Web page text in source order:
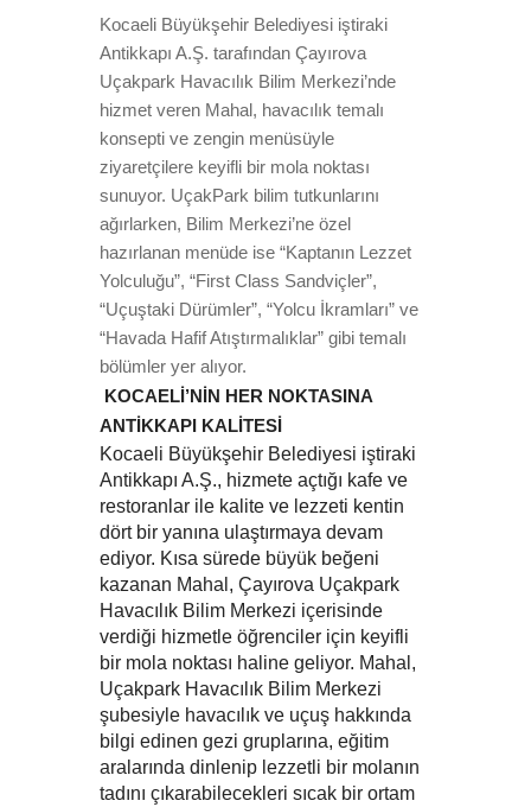
Kocaeli Büyükşehir Belediyesi iştiraki
Antikkapı A.Ş. tarafından Çayırova
Uçakpark Havacılık Bilim Merkezi’nde
hizmet veren Mahal, havacılık temalı
konsepti ve zengin menüsüyle
ziyaretçilere keyifli bir mola noktası
sunuyor. UçakPark bilim tutkunlarını
ağırlarken, Bilim Merkezi’ne özel
hazırlanan menüde ise “Kaptanın Lezzet
Yolculuğu”, “First Class Sandviçler”,
“Uçuştaki Dürümler”, “Yolcu İkramları” ve
“Havada Hafif Atıştırmalıklar” gibi temalı
bölümler yer alıyor.
KOCAELİ’NİN HER NOKTASINA
ANTİKKAPI KALİTESİ
Kocaeli Büyükşehir Belediyesi iştiraki
Antikkapı A.Ş., hizmete açtığı kafe ve
restoranlar ile kalite ve lezzeti kentin
dört bir yanına ulaştırmaya devam
ediyor. Kısa sürede büyük beğeni
kazanan Mahal, Çayırova Uçakpark
Havacılık Bilim Merkezi içerisinde
verdiği hizmetle öğrenciler için keyifli
bir mola noktası haline geliyor. Mahal,
Uçakpark Havacılık Bilim Merkezi
şubesiyle havacılık ve uçuş hakkında
bilgi edinen gezi gruplarına, eğitim
aralarında dinlenip lezzetli bir molanın
tadını çıkarabilecekleri sıcak bir ortam